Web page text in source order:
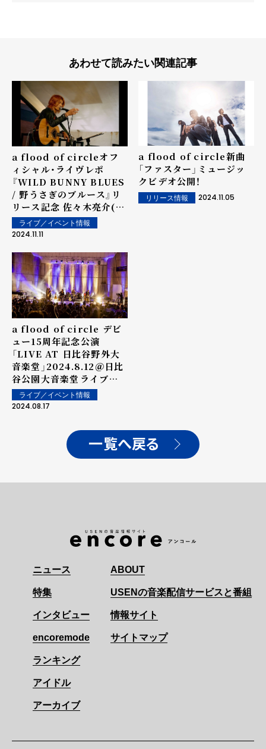
あわせて読みたい関連記事
a flood of circleオフ
ィシャル・ライヴレポ
『WILD BUNNY BLUES
/ 野うさぎのブルース』リ
リース記念 佐々木亮介(a
flood of circle/Vo,Gt)
ストリートライヴ at 日比
by ZEMAITIS
ライブ／イベント情報
2024.11.11
a flood of circle新曲
「ファスター」ミュージッ
クビデオ公開！
リリース情報 2024.11.05
a flood of circle デビ
ュー15周年記念公演
「LIVE AT 日比谷野外大
音楽堂」2024.8.12＠日比
谷公園大音楽堂――ライブレ
ポート
ライブ／イベント情報
2024.08.17
一覧へ戻る
ニュース
特集
インタビュー
encoremode
ランキング
アイドル
アーカイブ
ABOUT
USENの音楽配信サービスと番組
情報サイト
サイトマップ